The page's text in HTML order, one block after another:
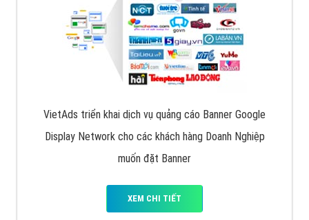
VietAds triển khai dịch vụ quảng cáo Banner Google
Display Network cho các khách hàng Doanh Nghiệp
muốn đặt Banner
XEM CHI TIẾT